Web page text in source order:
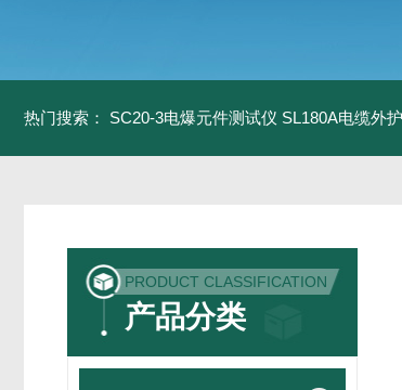
热门搜索： SC20-3电爆元件测试仪 SL180A电缆外
PRODUCT CLASSIFICATION
产品分类